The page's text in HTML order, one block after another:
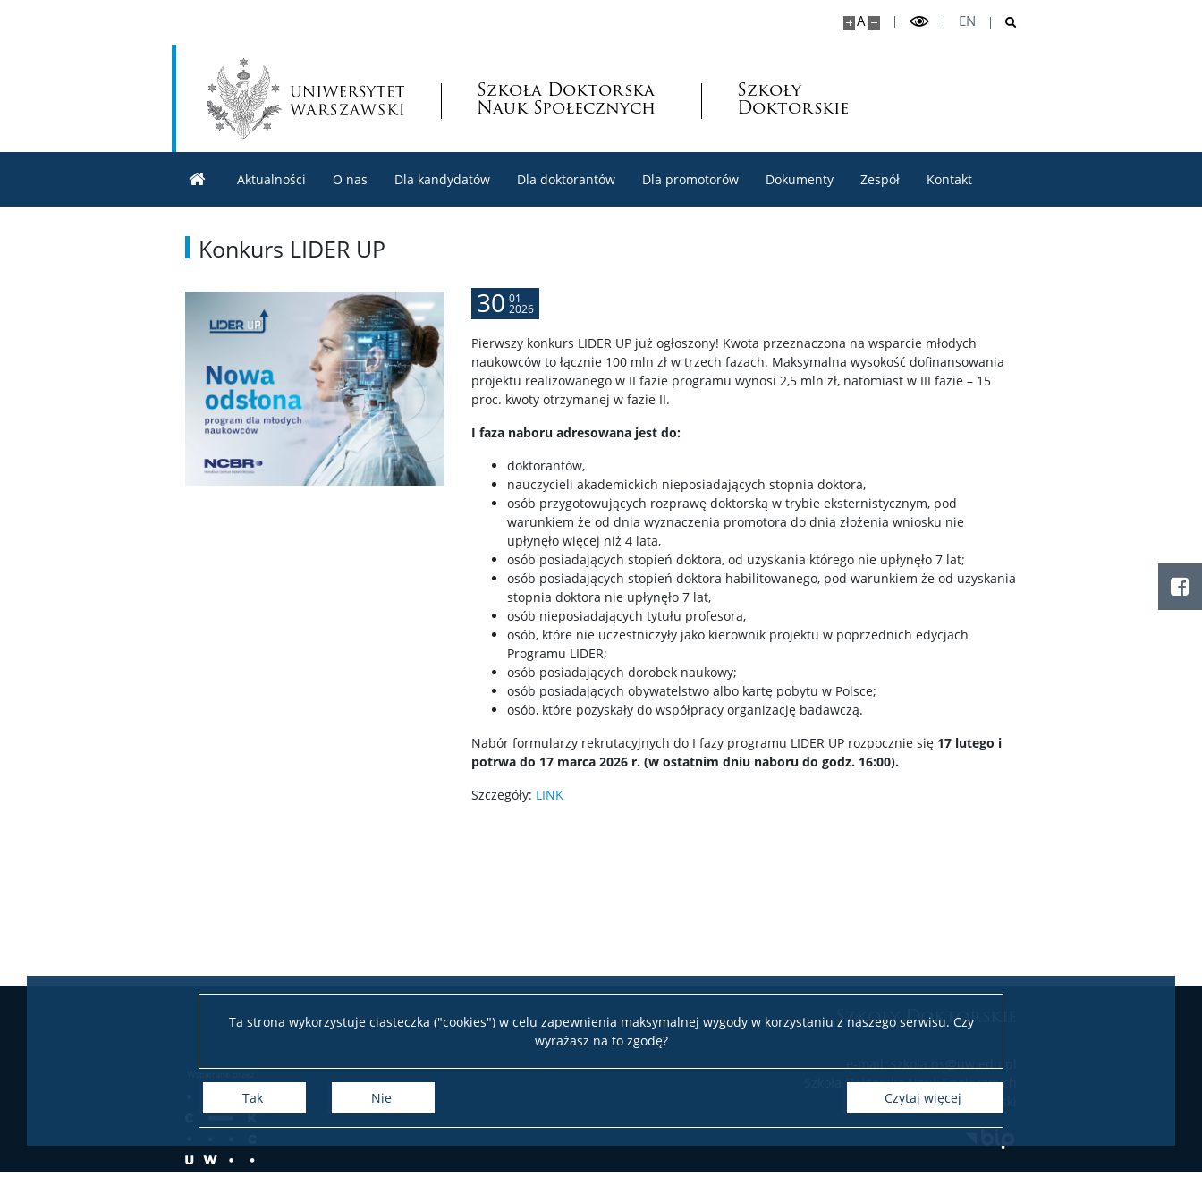
Ta strona wykorzystuje ciasteczka ("cookies") w celu zapewnienia maksymalnej wygody w korzystaniu z naszego serwisu. Czy
wyrażasz na to zgodę?
Tak Nie czytaj więcej
A EN
Szkoła Doktorska
Nauk Społecznych
Szkoły
Doktorskie
Aktualności O nas Dla kandydatów Dla doktorantów Dla promotorów Dokumenty Zespół Kontakt
Konkurs LIDER UP
30 01
2026
Pierwszy konkurs LIDER UP już ogłoszony! Kwota przeznaczona na wsparcie młodych
naukowców to łącznie 100 mln zł w trzech fazach. Maksymalna wysokość dofinansowania
projektu realizowanego w II fazie programu wynosi 2,5 mln zł, natomiast w III fazie – 15
proc. kwoty otrzymanej w fazie II.
I faza naboru adresowana jest do:
doktorantów,
nauczycieli akademickich nieposiadających stopnia doktora,
osób przygotowujących rozprawę doktorską w trybie eksternistycznym, pod
warunkiem że od dnia wyznaczenia promotora do dnia złożenia wniosku nie
upłynęło więcej niż 4 lata,
osób posiadających stopień doktora, od uzyskania którego nie upłynęło 7 lat;
osób posiadających stopień doktora habilitowanego, pod warunkiem że od uzyskania
stopnia doktora nie upłynęło 7 lat,
osób nieposiadających tytułu profesora,
osób, które nie uczestniczyły jako kierownik projektu w poprzednich edycjach
Programu LIDER;
osób posiadających dorobek naukowy;
osób posiadających obywatelstwo albo kartę pobytu w Polsce;
osób, które pozyskały do współpracy organizację badawczą.
Nabór formularzy rekrutacyjnych do I fazy programu LIDER UP rozpocznie się 17 lutego i
potrwa do 17 marca 2026 r. (w ostatnim dniu naboru do godz. 16:00).
Szczegóły: LINK
Szkoły Doktorskie
e-mail: szkola.ns@uw.edu.pl
Szkoła Doktorska Nauk Społecznych
Uniwersytet Warszawski